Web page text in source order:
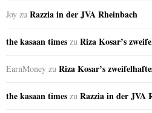
Joy zu Razzia in der JVA Rheinbach
the kasaan times zu Riza Kosar’s
EarnMoney zu Riza Kosar’s
the kasaan times zu Razzia in der JVA